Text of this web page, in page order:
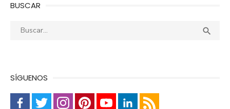
BUSCAR
Buscar: 
SÍGUENOS